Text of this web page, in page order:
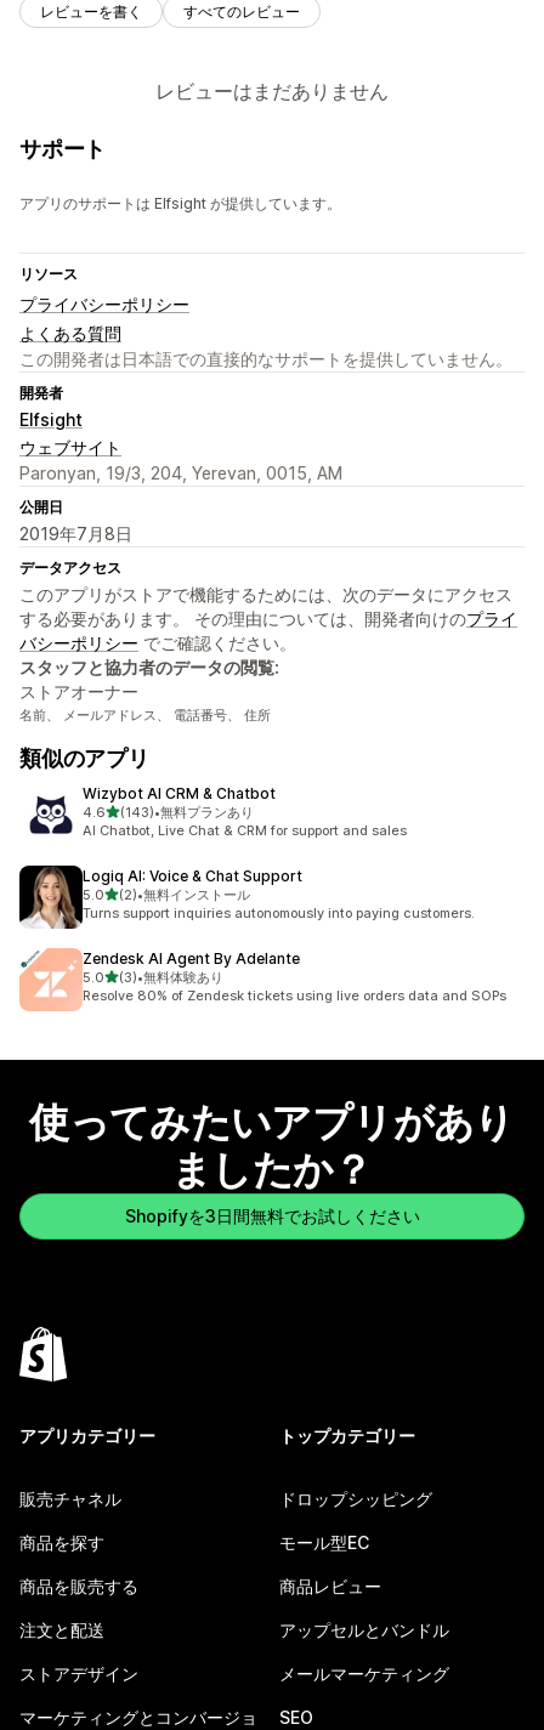
レビューを書く すべてのレビュー
レビューはまだありません
サポート
アプリのサポートは Elfsight が提供しています。
リソース
プライバシーポリシー
よくある質問
この開発者は日本語での直接的なサポートを提供していません。
開発者
Elfsight
ウェブサイト
Paronyan, 19/3, 204, Yerevan, 0015, AM
公開日
2019年7月8日
データアクセス
このアプリがストアで機能するためには、次のデータにアクセス
する必要があります。 その理由については、開発者向けのプライ
バシーポリシー でご確認ください。
スタッフと協力者のデータの閲覧:
ストアオーナー
名前、 メールアドレス、 電話番号、 住所
類似のアプリ
Wizybot AI CRM & Chatbot
4.65つ星中
(143)
合計レビュー数：143件
•無料プランあり
AI Chatbot, Live Chat & CRM for support and sales
Logiq AI: Voice & Chat Support
5.05つ星中
(2)
合計レビュー数：2件
•無料インストール
Turns support inquiries autonomously into paying customers.
Zendesk AI Agent By Adelante
5.05つ星中
(3)
合計レビュー数：3件
•無料体験あり
Resolve 80% of Zendesk tickets using live orders data and SOPs
使ってみたいアプリがあり
ましたか？
Shopifyを3日間無料でお試しください
アプリカテゴリー
販売チャネル
商品を探す
商品を販売する
注文と配送
ストアデザイン
マーケティングとコンバージョ
トップカテゴリー
ドロップシッピング
モール型EC
商品レビュー
アップセルとバンドル
メールマーケティング
SEO